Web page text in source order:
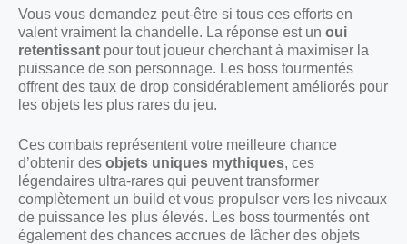
Vous vous demandez peut-être si tous ces efforts en
valent vraiment la chandelle. La réponse est un oui
retentissant pour tout joueur cherchant à maximiser la
puissance de son personnage. Les boss tourmentés
offrent des taux de drop considérablement améliorés pour
les objets les plus rares du jeu.
Ces combats représentent votre meilleure chance
d’obtenir des objets uniques mythiques, ces
légendaires ultra-rares qui peuvent transformer
complètement un build et vous propulser vers les niveaux
de puissance les plus élevés. Les boss tourmentés ont
également des chances accrues de lâcher des objets